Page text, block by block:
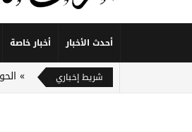
أحدث الأخبار أخبار خاصة
شريط إخباري